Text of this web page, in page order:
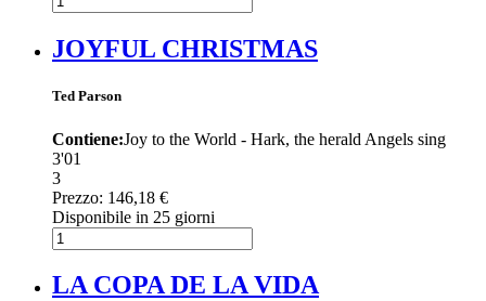
JOYFUL CHRISTMAS
Ted Parson
Contiene:Joy to the World - Hark, the herald Angels sing
3'01
3
Prezzo: 146,18 €
Disponibile in 25 giorni
LA COPA DE LA VIDA